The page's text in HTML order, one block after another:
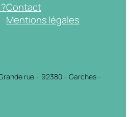
Contact
Mentions légales
rue – 92380 – Garches –